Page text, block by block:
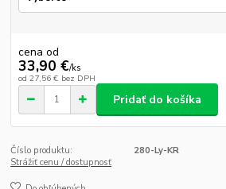
cena od
33,90 €/ks
od 27,56 € bez DPH
Pridať do košíka
Číslo produktu:
280-Ly-KR
Strážiť cenu / dostupnosť